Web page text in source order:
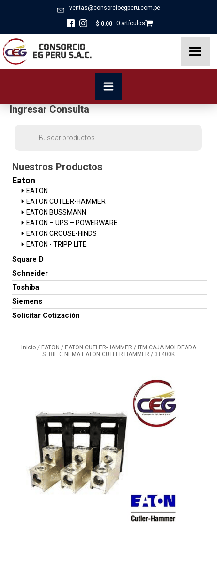
ventas@consorcioegperu.com.pe
$ 0.00 0 artículos
Ingresar Consulta
Nuestros Productos
Eaton
EATON
EATON CUTLER-HAMMER
EATON BUSSMANN
EATON – UPS – POWERWARE
EATON CROUSE-HINDS
EATON - TRIPP LITE
Square D
Schneider
Toshiba
Siemens
Solicitar Cotización
Inicio/ EATON / EATON CUTLER-HAMMER / ITM CAJA MOLDEADA
SERIE C NEMA EATON CUTLER HAMMER / 3T400K